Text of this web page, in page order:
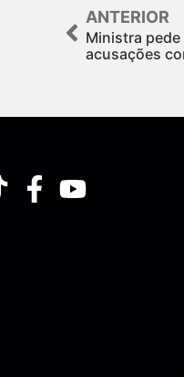
ANTERIOR
Ministra
acusações